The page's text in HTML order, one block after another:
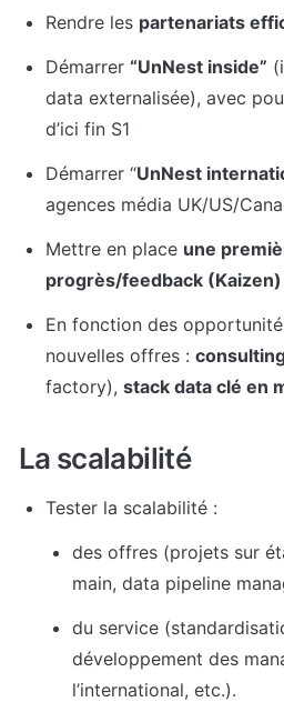
Rendre les partenariats
Démarrer “UnNest inside”
data externalisée), avec
d’ici fin S1
Démarrer “UnNest
agences média UK/US/
Mettre en place une
progrès/feedback (Kaizen)
En fonction des
nouvelles offres :
factory), stack data clé en
La scalabilité
Tester la scalabilité :
des offres (projets sur
main, data pipeline
du service
développement des
l’international, etc.).